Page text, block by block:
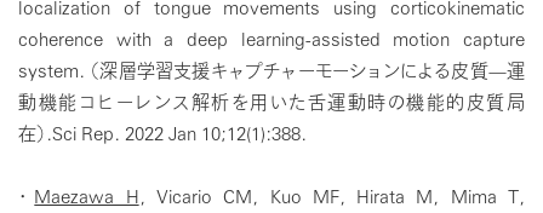
localization of tongue movements using corticokinematic
coherence with a deep learning-assisted motion capture
system. （深層学習支援キャプチャーモーションによる皮質—運
動機能コヒーレンス解析を用いた舌運動時の機能的皮質局
在）.Sci Rep. 2022 Jan 10;12(1):388.
・ Maezawa H , Vicario CM, Kuo MF, Hirata M, Mima T,